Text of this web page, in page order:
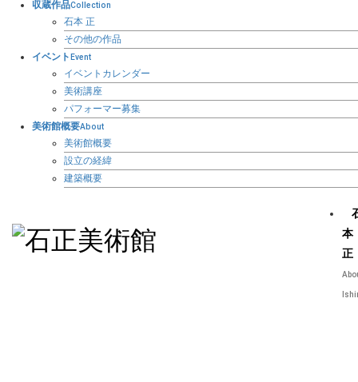
収蔵作品Collection
石本 正
その他の作品
イベント Event
イベントカレンダー
美術講座
パフォーマー募集
美術館概要About
美術館概要
設立の経緯
建築概要
本
正